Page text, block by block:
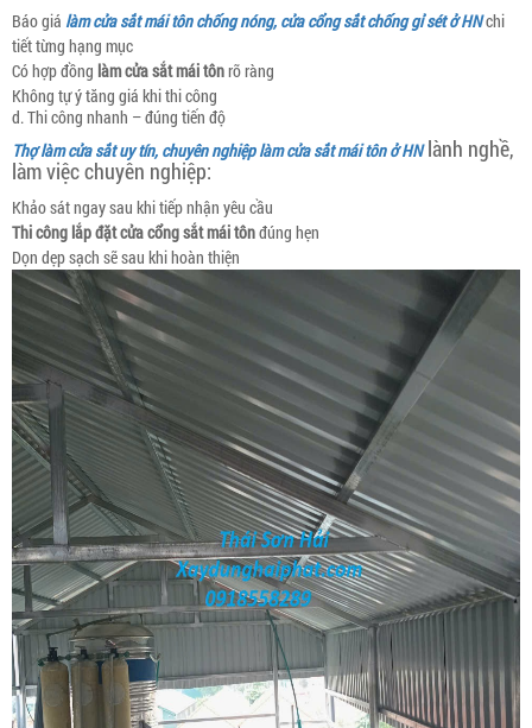
Báo giá làm cửa sắt mái tôn chống nóng, cửa cổng sắt chống gỉ sét ở HNchi
tiết từng hạng mục
Có hợp đồng làm cửa sắt mái tônrõ ràng
Không tự ý tăng giá khi thi công
d. Thi công nhanh – đúng tiến độ
Thợ làm cửa sắt uy tín, chuyên nghiệp làm cửa sắt mái tôn ở HNlành nghề,
làm việc chuyên nghiệp:
Khảo sát ngay sau khi tiếp nhận yêu cầu
Thi công lắp đặt cửa cổng sắt mái tônđúng hẹn
Dọn dẹp sạch sẽ sau khi hoàn thiện